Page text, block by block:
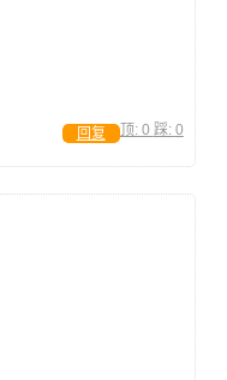
顶: 0 踩: 0
回复